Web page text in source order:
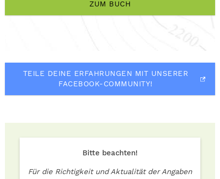
ZUM BUCH
TEILE DEINE ERFAHRUNGEN MIT UNSERER
FACEBOOK-COMMUNITY!
Bitte beachten!
Für die Richtigkeit und Aktualität der Angaben